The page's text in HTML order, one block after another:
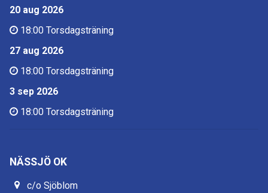
20 aug 2026
18:00 Torsdagsträning
27 aug 2026
18:00 Torsdagsträning
3 sep 2026
18:00 Torsdagsträning
NÄSSJÖ OK
c/o Sjöblom